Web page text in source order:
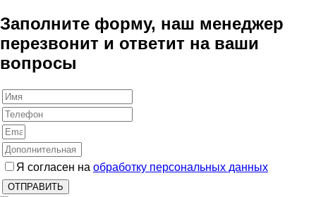
Заполните форму, наш менеджер
перезвонит и ответит на ваши
вопросы
Я согласен на обработку персональных данных